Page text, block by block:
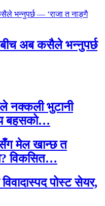
अब कसैले भन्नुपर्छ
नक्कली भुटानी
बहसको…
मेल खान्छ त
विकसित…
विवादास्पद पोस्ट सेयर,